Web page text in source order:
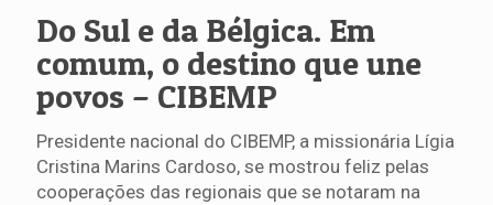
Do Sul e da Bélgica. Em
comum, o destino que une
povos – CIBEMP
Presidente nacional do CIBEMP, a missionária Lígia
Cristina Marins Cardoso, se mostrou feliz pelas
cooperações das regionais que se notaram na